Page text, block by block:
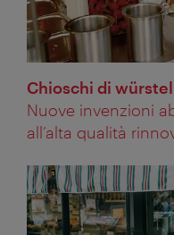
Chioschi di
Nuove invenzioni
all’alta qualità